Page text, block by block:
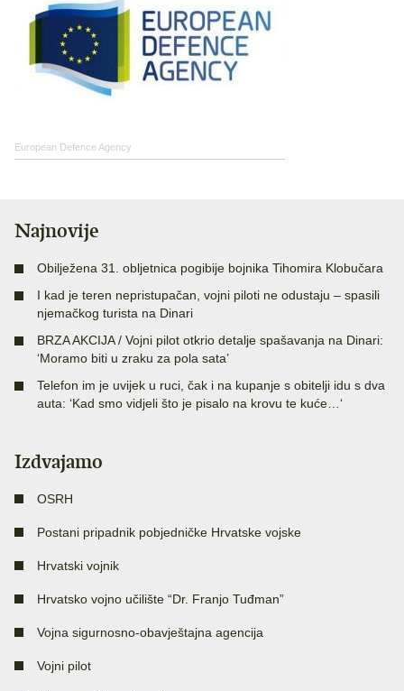
European Defence Agency
Najnovije
Obilježena 31. obljetnica pogibije bojnika Tihomira Klobučara
I kad je teren nepristupačan, vojni piloti ne odustaju – spasili
njemačkog turista na Dinari
BRZA AKCIJA / Vojni pilot otkrio detalje spašavanja na Dinari:
‘Moramo biti u zraku za pola sata’
Telefon im je uvijek u ruci, čak i na kupanje s obitelji idu s dva
auta: ‘Kad smo vidjeli što je pisalo na krovu te kuće…‘
Izdvajamo
OSRH
Postani pripadnik pobjedničke Hrvatske vojske
Hrvatski vojnik
Hrvatsko vojno učilište “Dr. Franjo Tuđman”
Vojna sigurnosno-obavještajna agencija
Vojni pilot